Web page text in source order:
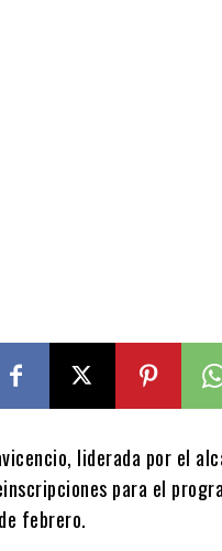
liderada por el
para el
febrero.